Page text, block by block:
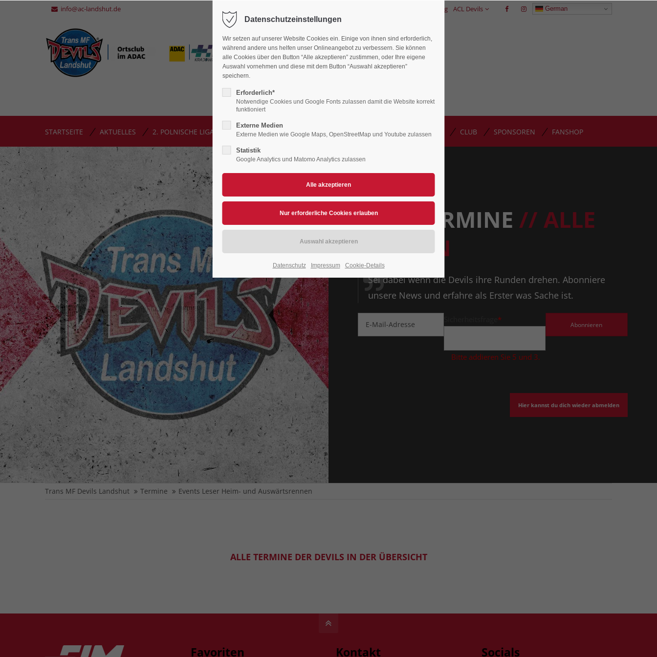
info@ac-landshut.de Mitgliedsantrag ACL Devils German
STARTSEITE AKTUELLES 2. POLNISCHE LIGA YOUNG DEVILS TERMINE TICKETS TICKETS SWC/SGP CLUB SPONSOREN FANSHOP
ALLE TERMINE // ALLE
RENNEN
Sei dabei wenn die Devils ihre Runden drehen. Abonniere
unsere News und erfahre als Erster was Sache ist.
*
Bitte addieren Sie 5 und 3.
Hier kannst du dich wieder abmelden
Trans MF Devils Landshut Termine Events Leser Heim- und Auswärtsrennen
ALLE TERMINE DER DEVILS IN DER ÜBERSICHT
Favoriten Kontakt Socials
Datenschutzeinstellungen
Wir setzen auf unserer Website Cookies ein. Einige von ihnen sind erforderlich,
während andere uns helfen unser Onlineangebot zu verbessern. Sie können
alle Cookies über den Button “Alle akzeptieren” zustimmen, oder Ihre eigene
Auswahl vornehmen und diese mit dem Button “Auswahl akzeptieren”
speichern.
Erforderlich*
Notwendige Cookies und Google Fonts zulassen damit die Website korrekt
funktioniert
Externe Medien
Externe Medien wie Google Maps, OpenStreetMap und Youtube zulassen
Statistik
Google Analytics und Matomo Analytics zulassen
Datenschutz Impressum Cookie-Details